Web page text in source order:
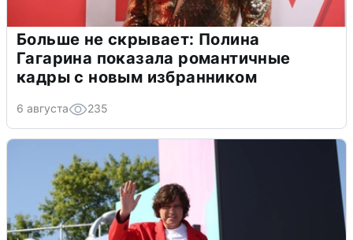
Больше не скрывает: Полина
Гагарина показала романтичные
кадры с новым избранником
6 августа 235